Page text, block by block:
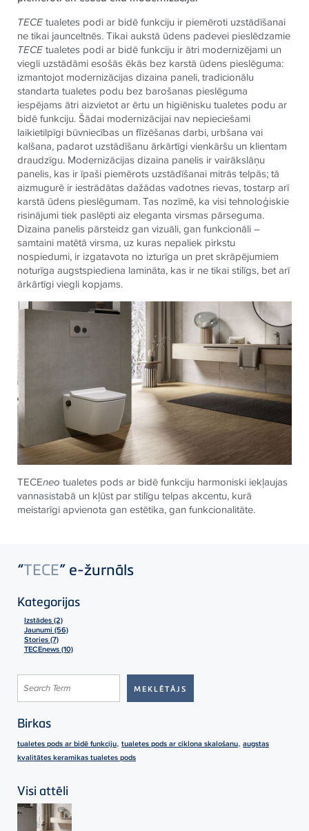
TECEtualetes podi ar bidē funkciju ir piemēroti uzstādīšanai
ne tikai jaunceltnēs. Tikai aukstā ūdens padevei pieslēdzamie
TECEtualetes podi ar bidē funkciju ir ātri modernizējami un
viegli uzstādāmi esošās ēkās bez karstā ūdens pieslēguma:
izmantojot modernizācijas dizaina paneli, tradicionālu
standarta tualetes podu bez barošanas pieslēguma
iespējams ātri aizvietot ar ērtu un higiēnisku tualetes podu ar
bidē funkciju. Šādai modernizācijai nav nepieciešami
laikietilpīgi būvniecības un flīzēšanas darbi, urbšana vai
kalšana, padarot uzstādīšanu ārkārtīgi vienkāršu un klientam
draudzīgu. Modernizācijas dizaina panelis ir vairākslāņu
panelis, kas ir īpaši piemērots uzstādīšanai mitrās telpās; tā
aizmugurē ir iestrādātas dažādas vadotnes rievas, tostarp arī
karstā ūdens pieslēgumam. Tas nozīmē, ka visi tehnoloģiskie
risinājumi tiek paslēpti aiz eleganta virsmas pārseguma.
Dizaina panelis pārsteidz gan vizuāli, gan funkcionāli –
samtaini matētā virsma, uz kuras nepaliek pirkstu
nospiedumi, ir izgatavota no izturīga un pret skrāpējumiem
noturīga augstspiediena lamināta, kas ir ne tikai stilīgs, bet arī
ārkārtīgi viegli kopjams.
TECEneo tualetes pods ar bidē funkciju harmoniski iekļaujas
vannasistabā un kļūst par stilīgu telpas akcentu, kurā
meistarīgi apvienota gan estētika, gan funkcionalitāte.
“TECE” e-žurnāls
Kategorijas
Izstādes (2)
Jaunumi (56)
Stories (7)
TECEnews (10)
Birkas
tualetes pods ar bidē funkciju, tualetes pods ar ciklona skalošanu, augstas
kvalitātes keramikas tualetes pods
Visi attēli